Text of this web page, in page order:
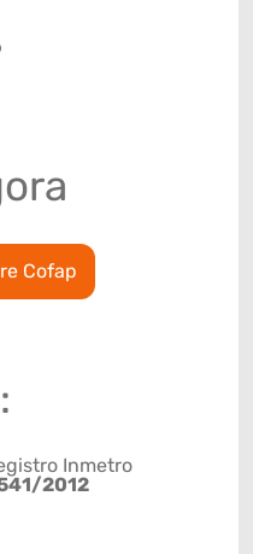
Cofap
Inmetro
2012